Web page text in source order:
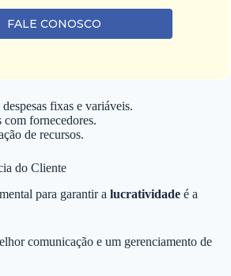
FALE CONOSCO
fixas e variáveis.
com fornecedores.
de recursos.
do Cliente
para garantir a lucratividade é a
comunicação e um gerenciamento de